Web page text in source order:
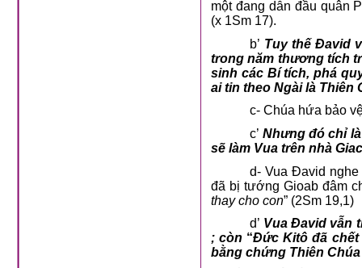
một đang dẫn đầu quân
(x 1Sm 17).
b’ Tuy thế Đavid
trong năm thương tích
sinh các Bí tích, phá
ai tin theo Ngài là
c- Chúa hứa bảo
c’ Nhưng đó chỉ
sẽ làm Vua trên nhà
d- Vua Đavid
đã bị tướng Gioab đâm
thay cho con” (2Sm 19,1)
d’ Vua Đavid vẫn
; còn “Đức Kitô đã chết
bằng chứng Thiên